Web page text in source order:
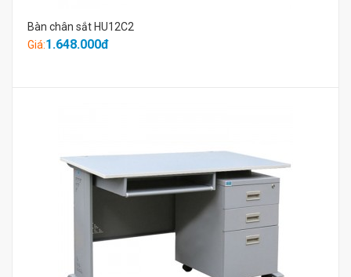
Bàn chân sắt HU12C2
Giá:1.648.000đ